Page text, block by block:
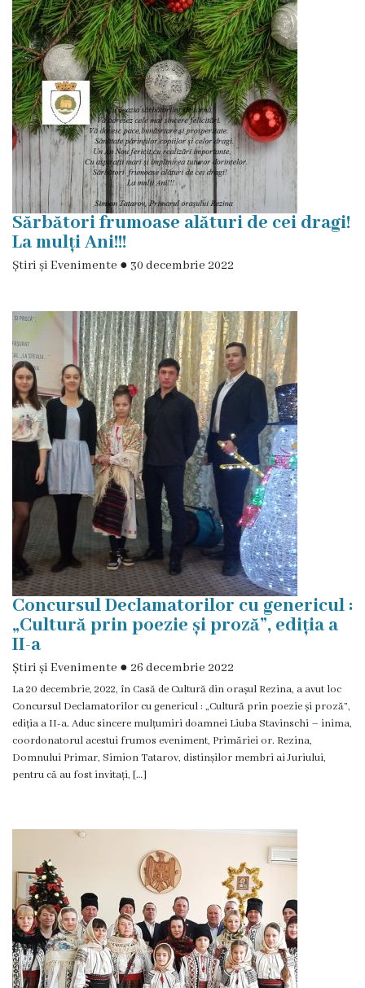
proces
decizional
Regulamente
Audieri
publice
Procese-
Verbale
ale
Autorizații
de
construire
eliberate
Dispoziții
Comisiei
pentru
Situații
Excepționale
a
Republicii
Moldova
Servicii
Certificate/Autorizații
de
cereri
Media
Știri
și
Sărbători frumoase alături de cei dragi!
La mulți Ani!!!
Știri și Evenimente ● 30 decembrie 2022
Concursul Declamatorilor cu genericul :
„Cultură prin poezie și proză”, ediția a
II-a
Știri și Evenimente ● 26 decembrie 2022
La 20 decembrie, 2022, în Casă de Cultură din orașul Rezina, a avut loc
Concursul Declamatorilor cu genericul : „Cultură prin poezie și proză”,
ediția a II-a. Aduc sincere mulțumiri doamnei Liuba Stavinschi – inima,
coordonatorul acestui frumos eveniment, Primăriei or. Rezina,
Domnului Primar, Simion Tatarov, distinșilor membri ai Juriului,
pentru că au fost invitați, […]